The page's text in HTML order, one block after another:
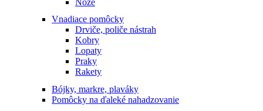
Vnadiace pomôcky
Drviče, poliče nástrah
Kobry
Lopaty
Praky
Rakety
Bójky, markre, plaváky
Pomôcky na ďaleké nahadzovanie